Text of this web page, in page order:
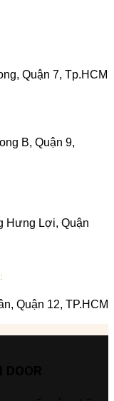
Quận 7, Tp.HCM
B, Quận 9,
Hưng Lợi, Quận
Quận 12, TP.HCM